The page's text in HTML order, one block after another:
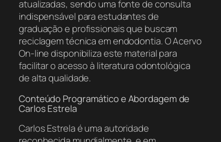
atualizadas, sendo uma fonte de consulta
indispensável para estudantes de
graduação e profissionais que buscam
reciclagem técnica em endodontia. O Acervo
On-line disponibiliza este material para
facilitar o acesso à literatura odontológica
de alta qualidade.
Conteúdo Programático e Abordagem de
Carlos Estrela
Carlos Estrela é uma autoridade